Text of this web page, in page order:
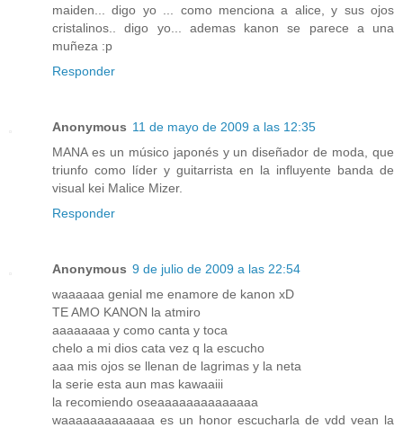
maiden... digo yo ... como menciona a alice, y sus ojos
cristalinos.. digo yo... ademas kanon se parece a una
muñeza :p
Responder
Anonymous 11 de mayo de 2009 a las 12:35
MANA es un músico japonés y un diseñador de moda, que
triunfo como líder y guitarrista en la influyente banda de
visual kei Malice Mizer.
Responder
Anonymous 9 de julio de 2009 a las 22:54
waaaaaa genial me enamore de kanon xD
TE AMO KANON la atmiro
aaaaaaaa y como canta y toca
chelo a mi dios cata vez q la escucho
aaa mis ojos se llenan de lagrimas y la neta
la serie esta aun mas kawaaiii
la recomiendo oseaaaaaaaaaaaaaa
waaaaaaaaaaaaa es un honor escucharla de vdd vean la